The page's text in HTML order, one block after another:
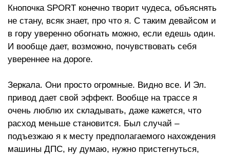
Кнопочка SPORT конечно творит чудеса, объяснять
не стану, всяк знает, про что я. С таким девайсом и
в гору уверенно обогнать можно, если едешь один.
И вообще дает, возможно, почувствовать себя
увереннее на дороге.
Зеркала. Они просто огромные. Видно все. И Эл.
привод дает свой эффект. Вообще на трассе я
очень люблю их складывать, даже кажется, что
расход меньше становится. Был случай –
подъезжаю я к месту предполагаемого нахождения
машины ДПС, ну думаю, нужно пристегнуться,